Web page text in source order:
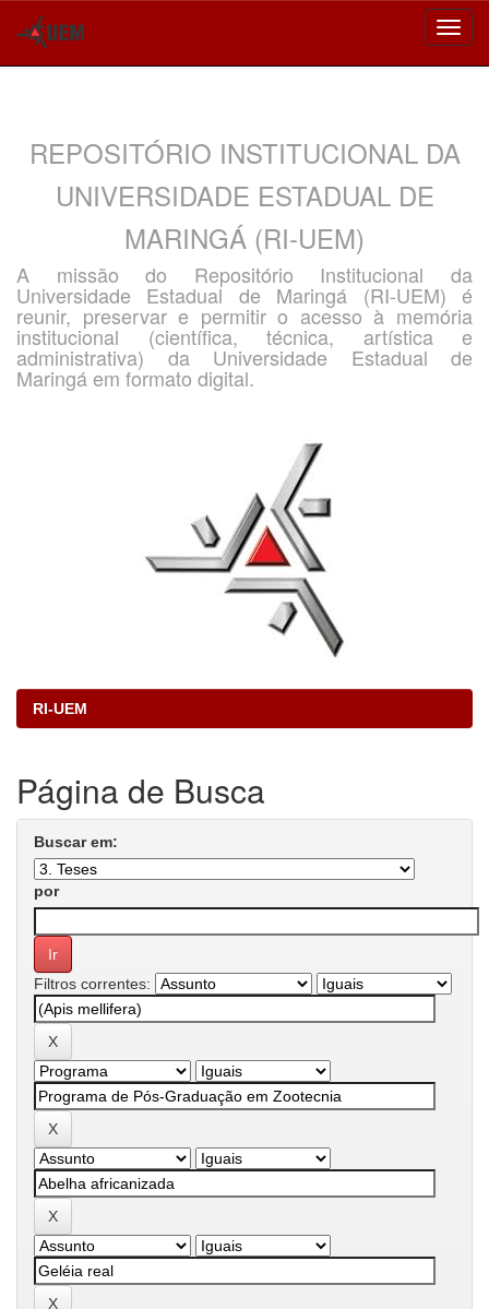
REPOSITÓRIO INSTITUCIONAL DA
UNIVERSIDADE ESTADUAL DE
MARINGÁ (RI-UEM)
A missão do Repositório Institucional da
Universidade Estadual de Maringá (RI-UEM) é
reunir, preservar e permitir o acesso à memória
institucional (científica, técnica, artística e
administrativa) da Universidade Estadual de
Maringá em formato digital.
RI-UEM
Página de Busca
Buscar em:
por
Filtros correntes: